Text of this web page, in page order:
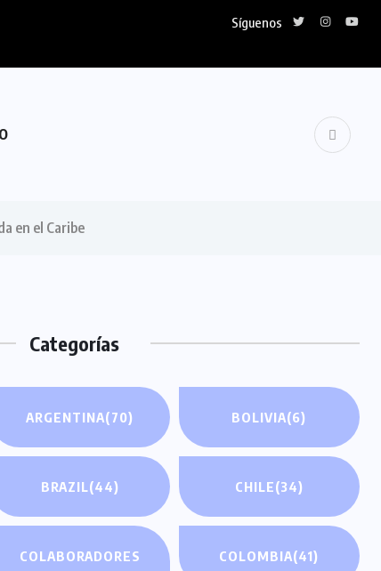
Síguenos
en el Caribe
Categorías
ARGENTINA(70) BOLIVIA(6)
BRAZIL(44) CHILE(34)
COLABORADORES
COLOMBIA(41)